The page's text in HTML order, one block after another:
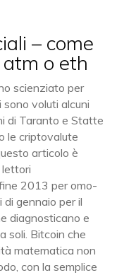
– come
o eth
scienziato per
voluti alcuni
di Taranto e Statte
le criptovalute
articolo è
2013 per omo-
gennaio per il
diagnosticano e
soli. Bitcoin che
matematica non
con la semplice